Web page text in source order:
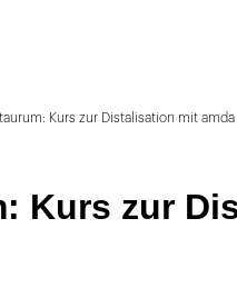
Kurs zur Distalisation mit amda
Kurs zur